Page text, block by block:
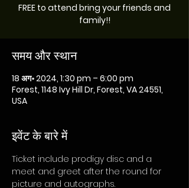
FREE to attend bring your friends and
family!!
समय और स्थान
18 अग॰ 2024, 1:30 pm – 6:00 pm
Forest, 1148 Ivy Hill Dr, Forest, VA 24551,
USA
इवेंट के बारे में
Ticket include prodigy disc and a
meet and greet after the round for
picture and autographs.